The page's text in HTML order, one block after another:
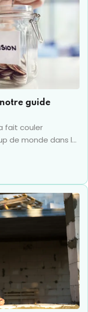
guide
fait couler
de monde dans la
entre une
(et prête, fort
qui assurera
ce contexte que
a connu un
de questions, et
plus clair,
un guide complet